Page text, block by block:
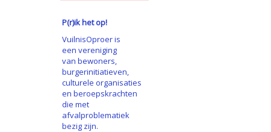
P(r)ik het op!
VuilnisOproer is
een vereniging
van bewoners,
burgerinitiatieven,
culturele organisaties
en beroepskrachten
die met
afvalproblematiek
bezig zijn.